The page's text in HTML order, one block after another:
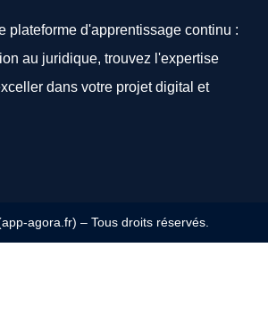
plateforme d'apprentissage continu :
au juridique, trouvez l'expertise
dans votre projet digital et
agora.fr) – Tous droits réservés.